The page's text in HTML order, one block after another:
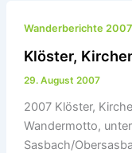
Wanderberichte 2007
Klöster,
29. August 2007
2007 Klöster,
Wandermotto,
Sasbach/